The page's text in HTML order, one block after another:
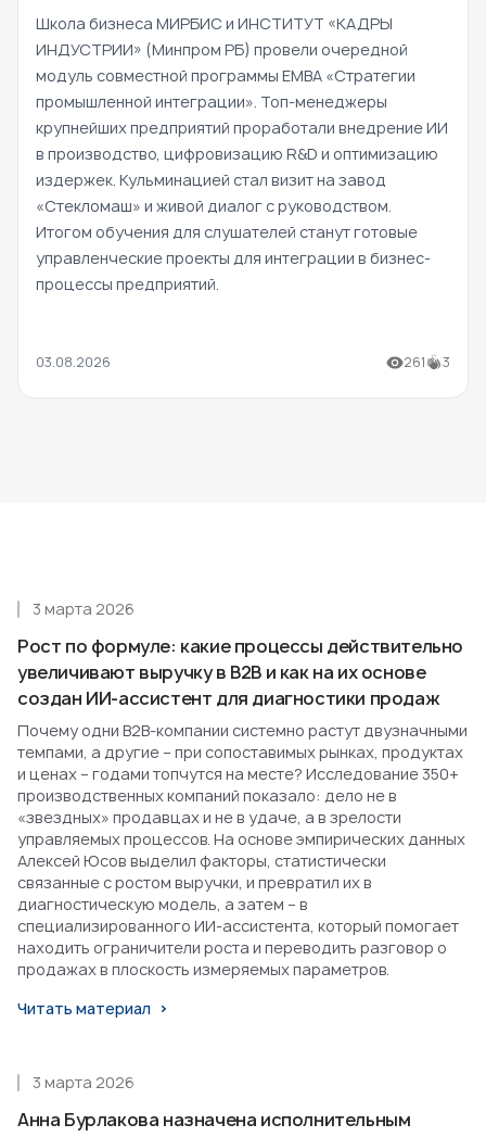
Школа бизнеса МИРБИС и ИНСТИТУТ «КАДРЫ
ИНДУСТРИИ» (Минпром РБ) провели очередной
модуль совместной программы EMBA «Стратегии
промышленной интеграции». Топ-менеджеры
крупнейших предприятий проработали внедрение ИИ
в производство, цифровизацию R&D и оптимизацию
издержек. Кульминацией стал визит на завод
«Стекломаш» и живой диалог с руководством.
Итогом обучения для слушателей станут готовые
управленческие проекты для интеграции в бизнес-
процессы предприятий.
03.08.2026 261 3
Рост по формуле: какие процессы действительно
увеличивают выручку в B2B и как на их основе
создан ИИ-ассистент для диагностики продаж
3 марта 2026
Почему одни B2B-компании системно растут двузначными
темпами, а другие – при сопоставимых рынках, продуктах
и ценах – годами топчутся на месте? Исследование 350+
производственных компаний показало: дело не в
«звездных» продавцах и не в удаче, а в зрелости
управляемых процессов. На основе эмпирических данных
Алексей Юсов выделил факторы, статистически
связанные с ростом выручки, и превратил их в
диагностическую модель, а затем – в
специализированного ИИ-ассистента, который помогает
находить ограничители роста и переводить разговор о
продажах в плоскость измеряемых параметров.
Читать материал
Анна Бурлакова назначена исполнительным
3 марта 2026